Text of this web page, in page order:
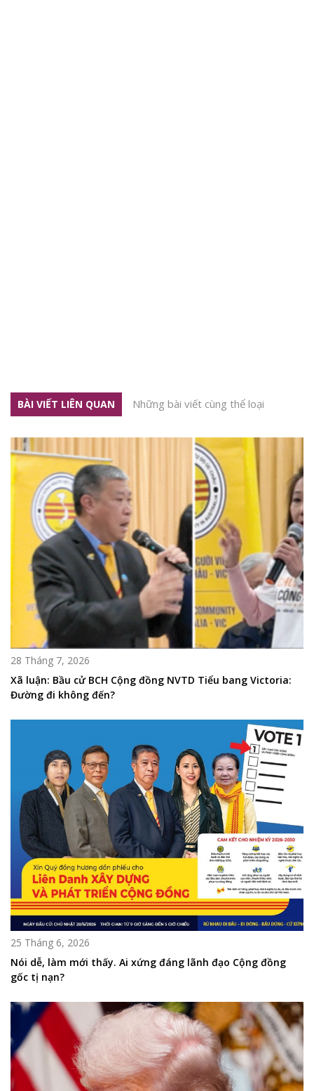
BÀI VIẾT LIÊN QUAN Những bài viết cùng thể loại
28 Tháng 7, 2026
Xã luận: Bầu cử BCH Cộng đồng NVTD Tiểu bang Victoria:
Đường đi không đến?
25 Tháng 6, 2026
Nói dễ, làm mới thấy. Ai xứng đáng lãnh đạo Cộng đồng
gốc tị nạn?